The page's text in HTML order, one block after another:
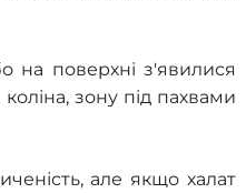
на поверхні з'явилися
зону під пахвами
але якщо халат